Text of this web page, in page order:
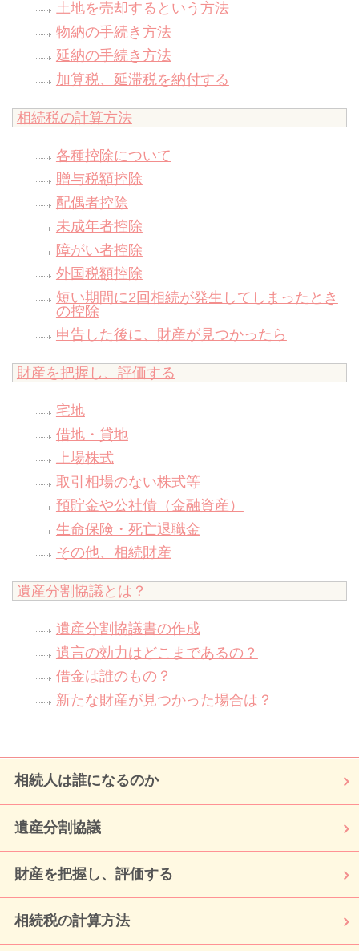
土地を売却するという方法
物納の手続き方法
延納の手続き方法
加算税、延滞税を納付する
相続税の計算方法
各種控除について
贈与税額控除
配偶者控除
未成年者控除
障がい者控除
外国税額控除
短い期間に2回相続が発生してしまったとき
の控除
申告した後に、財産が見つかったら
財産を把握し、評価する
宅地
借地・貸地
上場株式
取引相場のない株式等
預貯金や公社債（金融資産）
生命保険・死亡退職金
その他、相続財産
遺産分割協議とは？
遺産分割協議書の作成
遺言の効力はどこまであるの？
借金は誰のもの？
新たな財産が見つかった場合は？
相続人は誰になるのか
遺産分割協議
財産を把握し、評価する
相続税の計算方法